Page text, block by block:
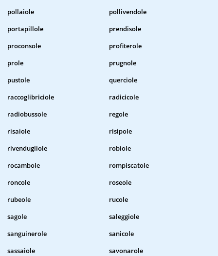
pollaiole
pollivendole
portapillole
prendisole
proconsole
profiterole
prole
prugnole
pustole
querciole
raccoglibriciole
radicicole
radiobussole
regole
risaiole
risipole
rivendugliole
robiole
rocambole
rompiscatole
roncole
roseole
rubeole
rucole
sagole
saleggiole
sanguinerole
sanicole
sassaiole
savonarole